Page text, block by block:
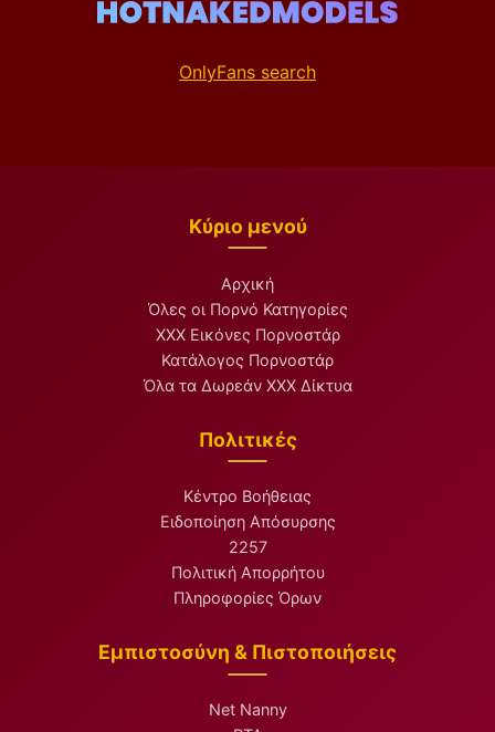
OnlyFans search
Κύριο μενού
Αρχική
Όλες οι Πορνό Κατηγορίες
XXX Εικόνες Πορνοστάρ
Κατάλογος Πορνοστάρ
Όλα τα Δωρεάν XXX Δίκτυα
Πολιτικές
Κέντρο Βοήθειας
Ειδοποίηση Απόσυρσης
2257
Πολιτική Απορρήτου
Πληροφορίες Όρων
Εμπιστοσύνη & Πιστοποιήσεις
Net Nanny